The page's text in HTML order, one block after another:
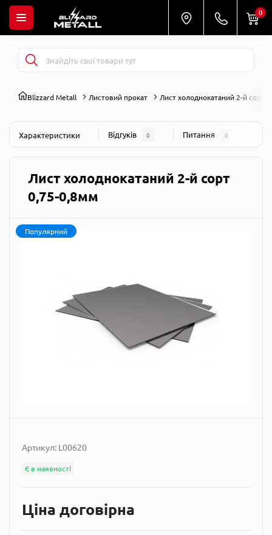
0
Blizzard Metall Листовий прокат Лист холоднокатаний 2-й сорт
Характеристики Відгуків 0 Питання 0
Лист холоднокатаний 2-й сорт
0,75-0,8мм
Популярний
Артикул: L00620
Є в наявності
Ціна договірна